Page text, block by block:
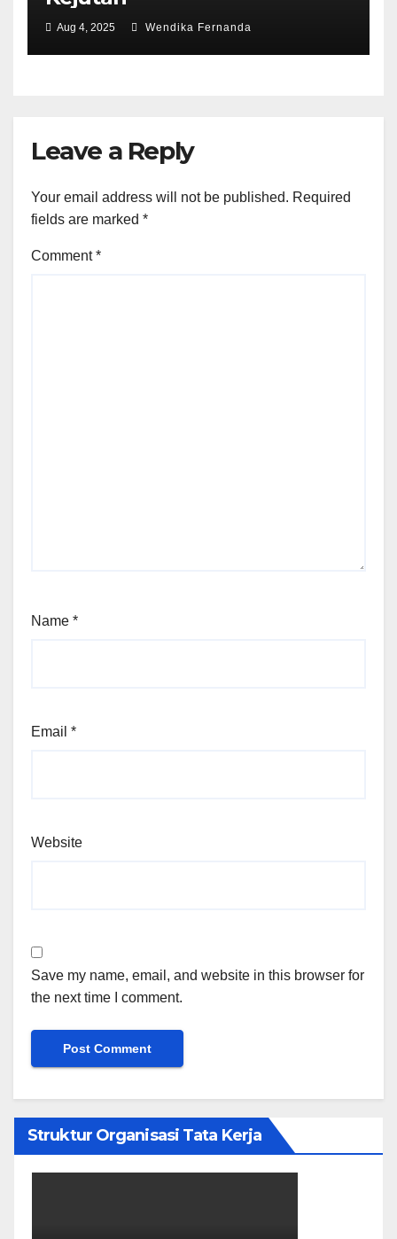
Aug 4, 2025 Wendika Fernanda
Leave a Reply
Your email address will not be published. Required
fields are marked *
Comment*
Name *
Email *
Website
Save my name, email, and website in this browser for
the next time I comment.
Struktur Organisasi Tata Kerja